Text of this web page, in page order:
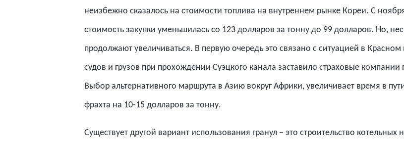
неизбежно сказалось на стоимости топлива на внутреннем рынке Кореи. С
стоимость закупки уменьшилась со 123 долларов за тонну до 99 долларов. Но,
продолжают увеличиваться. В первую очередь это связано с ситуацией в
судов и грузов при прохождении Суэцкого канала заставило страховые компании
Выбор альтернативного маршрута в Азию вокруг Африки, увеличивает время в
фрахта на 10-15 долларов за тонну.
Существует другой вариант использования гранул – это строительство